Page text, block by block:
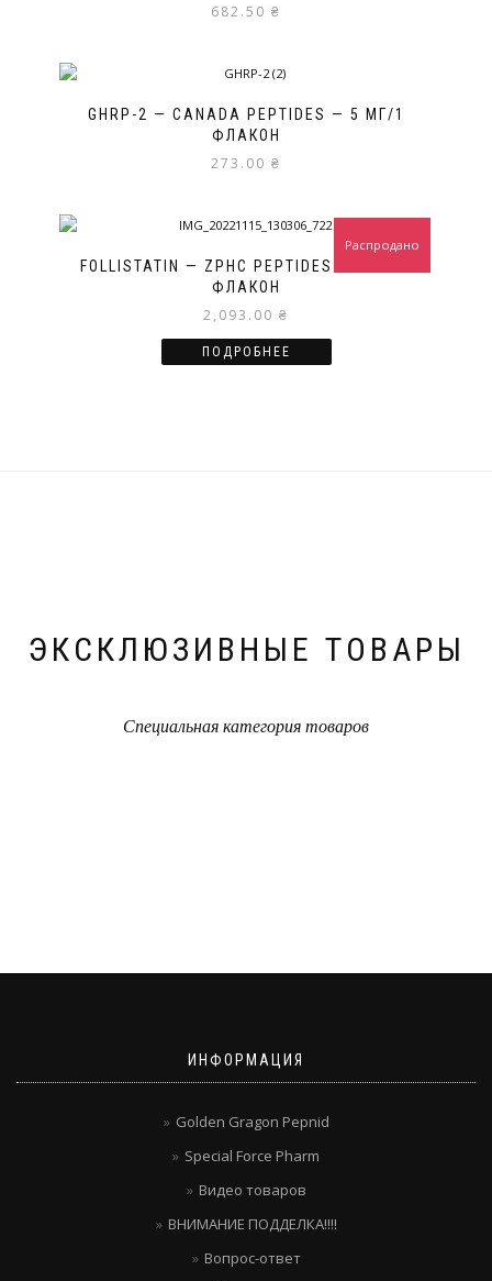
682.50 ₴
GHRP-2 — CANADA PEPTIDES — 5 МГ/1
ФЛАКОН
273.00 ₴
FOLLISTATIN — ZPHC PEPTIDES — 1 МГ/1
ФЛАКОН
2,093.00 ₴
Распродано
ПОДРОБНЕЕ
ЭКСКЛЮЗИВНЫЕ ТОВАРЫ
Специальная категория товаров
ИНФОРМАЦИЯ
Golden Gragon Pepnid
Special Force Pharm
Видео товаров
ВНИМАНИЕ ПОДДЕЛКА!!!!
Вопрос-ответ